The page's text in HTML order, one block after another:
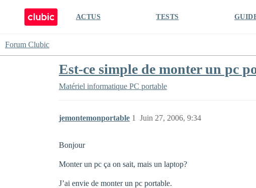
ACTUS TESTS
Forum Clubic
Est-ce simple de monter un pc
Matériel informatique PC portable
jemontemonportable Juin 27, 2006, 9:34
1
Bonjour
Monter un pc ça on sait, mais un laptop?
J’ai envie de monter un pc portable.